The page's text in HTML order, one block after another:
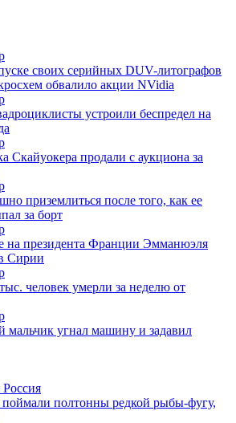
своих серийных DUV-литографов
обвалило акции NVidia
устроили беспредел на
Скайуокера продали с аукциона за
приземлиться после того, как ее
за борт
президента Франции Эмманюэля
Сирии
человек умерли за неделю от
мальчик угнал машину и задавил
полтонны редкой рыбы-фугу,